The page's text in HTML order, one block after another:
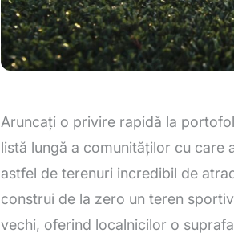
Aruncați o privire rapidă la
listă lungă a comunităților cu
astfel de terenuri incredibil de
construi de la zero un teren
vechi, oferind localnicilor o